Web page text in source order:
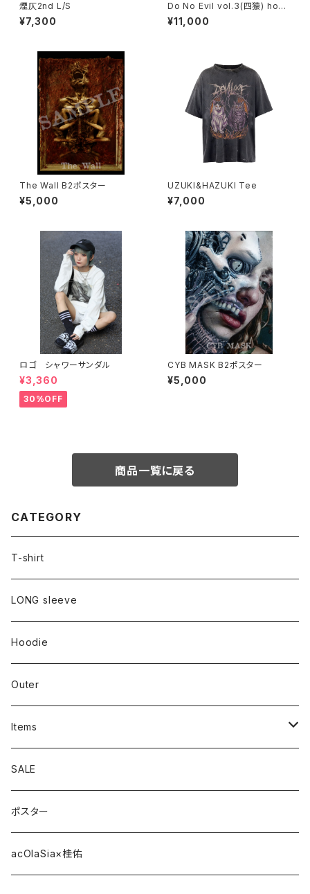
煙仄2nd L/S
¥7,300
Do No Evil vol.3(四猿) hood
ie
¥11,000
The Wall B2ポスター
¥5,000
UZUKI&HAZUKI Tee
¥7,000
ロゴ シャワーサンダル
¥3,360
30%OFF
CYB MASK B2ポスター
¥5,000
商品一覧に戻る
CATEGORY
T-shirt
LONG sleeve
Hoodie
Outer
Items
Phone Case
cap
strap
SALE
ポスター
acOlaSia×桂佑